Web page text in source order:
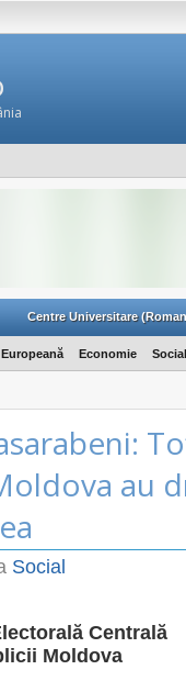
Centre Universitare
Economie Social
au
Social
Centrală
Moldova